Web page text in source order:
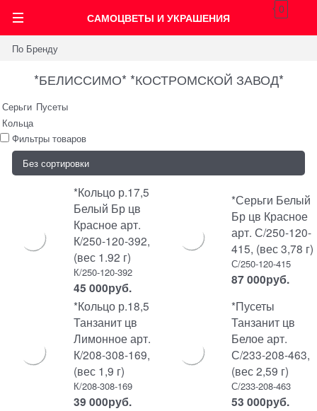
САМОЦВЕТЫ И УКРАШЕНИЯ
0
По Бренду
*БЕЛИССИМО* *КОСТРОМСКОЙ ЗАВОД*
Серьги Пусеты
Кольца
Фильтры товаров
*Кольцо р.17,5
Белый Бр цв
Красное арт.
К/250-120-392,
(вес 1.92 г)
К/250-120-392
45 000руб.
*Серьги Белый
Бр цв Красное
арт. С/250-120-
415, (вес 3,78 г)
С/250-120-415
87 000руб.
*Кольцо р.18,5
Танзанит цв
Лимонное арт.
К/208-308-169,
(вес 1,9 г)
К/208-308-169
39 000руб.
*Пусеты
Танзанит цв
Белое арт.
С/233-208-463,
(вес 2,59 г)
С/233-208-463
53 000руб.